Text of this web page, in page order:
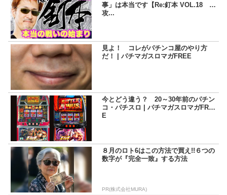
事」は本当です【Re:釘本 VOL.18 正
攻...
見よ！ コレがパチンコ屋のやり方
だ！ | パチマガスロマガFREE
今とどう違う？ 20～30年前のパチン
コ・パチスロ | パチマガスロマガFRE
E
８月のロト6はこの方法で買え!!６つの
数字が『完全一致』する方法
PR(株式会社MURA)